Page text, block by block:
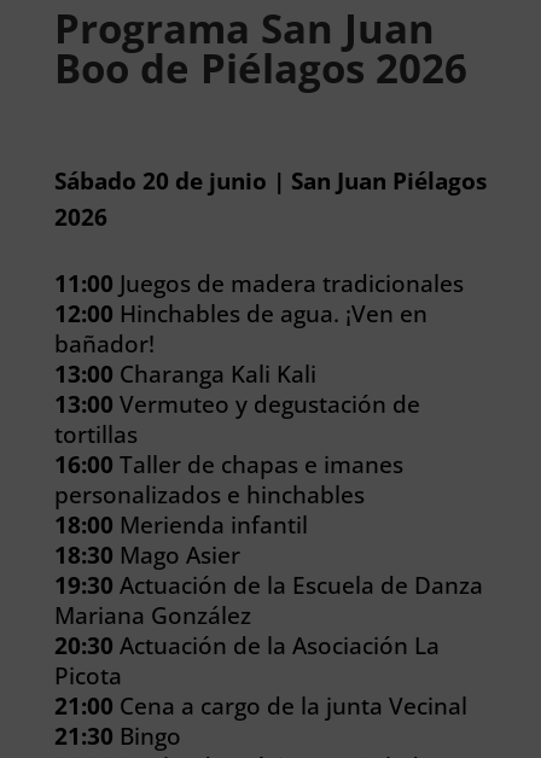
Programa San Juan
Boo de Piélagos 2026
Sábado 20 de junio | San Juan Piélagos
2026
11:00 Juegos de madera tradicionales
12:00 Hinchables de agua. ¡Ven en
bañador!
13:00 Charanga Kali Kali
13:00 Vermuteo y degustación de
tortillas
16:00 Taller de chapas e imanes
personalizados e hinchables
18:00 Merienda infantil
18:30 Mago Asier
19:30 Actuación de la Escuela de Danza
Mariana González
20:30 Actuación de la Asociación La
Picota
21:00 Cena a cargo de la junta Vecinal
21:30 Bingo